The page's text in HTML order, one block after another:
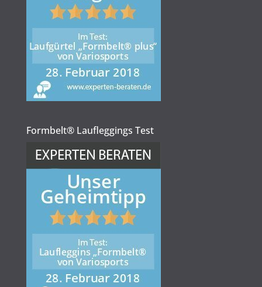
Formbelt® Laufleggings Test